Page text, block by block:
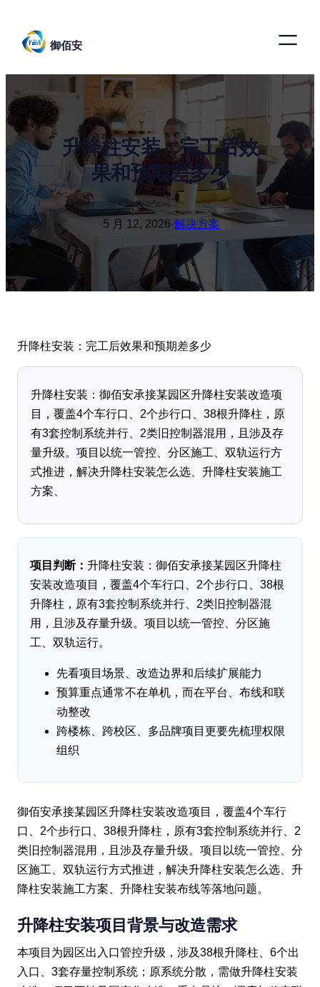
御佰安
升降柱安装：完工后效
果和预期差多少
·5 月 12, 2026·解决方案
升降柱安装：完工后效果和预期差多少
升降柱安装：御佰安承接某园区升降柱安装改造项
目，覆盖4个车行口、2个步行口、38根升降柱，原
有3套控制系统并行、2类旧控制器混用，且涉及存
量升级。项目以统一管控、分区施工、双轨运行方
式推进，解决升降柱安装怎么选、升降柱安装施工
方案、
项目判断： 升降柱安装：御佰安承接某园区升降柱
安装改造项目，覆盖4个车行口、2个步行口、38根
升降柱，原有3套控制系统并行、2类旧控制器混
用，且涉及存量升级。项目以统一管控、分区施
工、双轨运行。
先看项目场景、改造边界和后续扩展能力
预算重点通常不在单机，而在平台、布线和联
动整改
跨楼栋、跨校区、多品牌项目更要先梳理权限
组织
御佰安承接某园区升降柱安装改造项目，覆盖4个车行
口、2个步行口、38根升降柱，原有3套控制系统并行、2
类旧控制器混用，且涉及存量升级。项目以统一管控、分
区施工、双轨运行方式推进，解决升降柱安装怎么选、升
降柱安装施工方案、升降柱安装布线等落地问题。
升降柱安装项目背景与改造需求
本项目为园区出入口管控升级，涉及38根升降柱、6个出
入口、3套存量控制系统；原系统分散，需做升降柱安装